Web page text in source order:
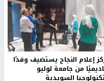
إعلام النجاح يستضيف وفدًا
من جامعة لوليو
السويدية